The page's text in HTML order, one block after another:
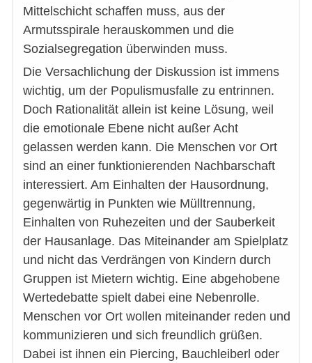
Mittelschicht schaffen muss, aus der
Armutsspirale herauskommen und die
Sozialsegregation überwinden muss.
Die Versachlichung der Diskussion ist immens
wichtig, um der Populismusfalle zu entrinnen.
Doch Rationalität allein ist keine Lösung, weil
die emotionale Ebene nicht außer Acht
gelassen werden kann. Die Menschen vor Ort
sind an einer funktionierenden Nachbarschaft
interessiert. Am Einhalten der Hausordnung,
gegenwärtig in Punkten wie Mülltrennung,
Einhalten von Ruhezeiten und der Sauberkeit
der Hausanlage. Das Miteinander am Spielplatz
und nicht das Verdrängen von Kindern durch
Gruppen ist Mietern wichtig. Eine abgehobene
Wertedebatte spielt dabei eine Nebenrolle.
Menschen vor Ort wollen miteinander reden und
kommunizieren und sich freundlich grüßen.
Dabei ist ihnen ein Piercing, Bauchleiberl oder